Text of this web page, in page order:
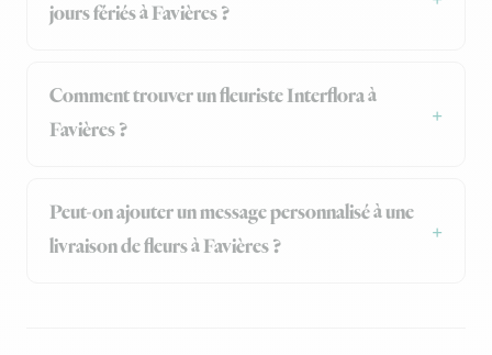
jours fériés à Favières ?
Comment trouver un fleuriste Interflora à
Favières ?
Peut-on ajouter un message personnalisé à une
livraison de fleurs à Favières ?